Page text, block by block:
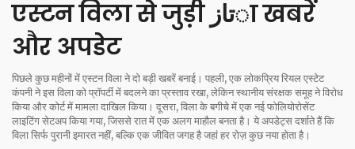
एस्टन विला से जुड़ी تازा खबरें
और अपडेट
पिछले कुछ महीनों में एस्टन विला ने दो बड़ी खबरें बनाई। पहली, एक लोकप्रिय रियल एस्टेट
कंपनी ने इस विला को प्रॉपर्टी में बदलने का प्रस्ताव रखा, लेकिन स्थानीय संरक्षक समूह ने विरोध
किया और कोर्ट में मामला दाखिल किया। दूसरा, विला के बगीचे में एक नई फोलियोरोसेंट
लाइटिंग सेटअप किया गया, जिससे रात में एक अलग माहौल बनता है। ये अपडेट्स दर्शाते हैं कि
विला सिर्फ पुरानी इमारत नहीं, बल्कि एक जीवित जगह है जहां हर रोज़ कुछ नया होता है।